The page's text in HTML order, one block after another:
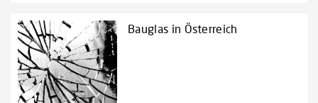
Bauglas in Österreich